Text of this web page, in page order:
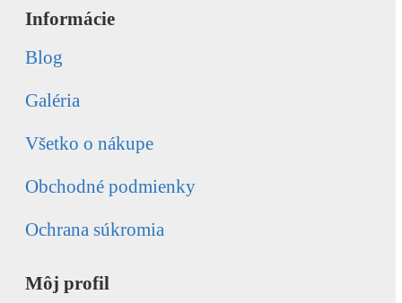
Informácie
Blog
Galéria
Všetko o nákupe
Obchodné podmienky
Ochrana súkromia
Môj profil